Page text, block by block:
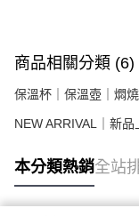
商品相關分類 (6)
保溫杯｜保溫壺｜燜
NEW ARRIVAL｜新品
本分類熱銷全站